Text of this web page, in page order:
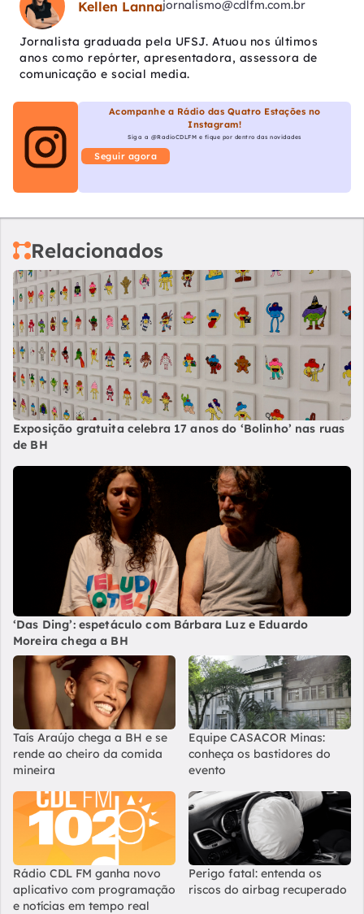
Kellen Lannajornalismo@cdlfm.com.br
Jornalista graduada pela UFSJ. Atuou nos últimos
anos como repórter, apresentadora, assessora de
comunicação e social media.
Acompanhe a Rádio das Quatro Estações no
Instagram!
Siga a @RadioCDLFM e fique por dentro das novidades
Seguir agora
Relacionados
Exposição gratuita celebra 17 anos do ‘Bolinho’ nas ruas
de BH
‘Das Ding’: espetáculo com Bárbara Luz e Eduardo
Moreira chega a BH
Taís Araújo chega a BH e se
rende ao cheiro da comida
mineira
Equipe CASACOR Minas:
conheça os bastidores do
evento
Rádio CDL FM ganha novo
aplicativo com programação
e notícias em tempo real
Perigo fatal: entenda os
riscos do airbag recuperado